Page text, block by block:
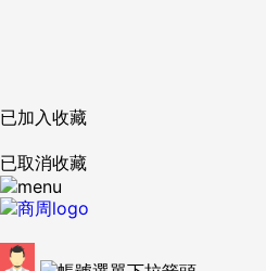
已加入收藏
已取消收藏